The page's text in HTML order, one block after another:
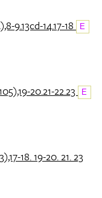
9.13cd-14.17-18 E
20.21-22.23 E
18. 19-20. 21. 23